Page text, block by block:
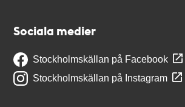
Sociala medier
Stockholmskällan på Facebook
Stockholmskällan på Instagram